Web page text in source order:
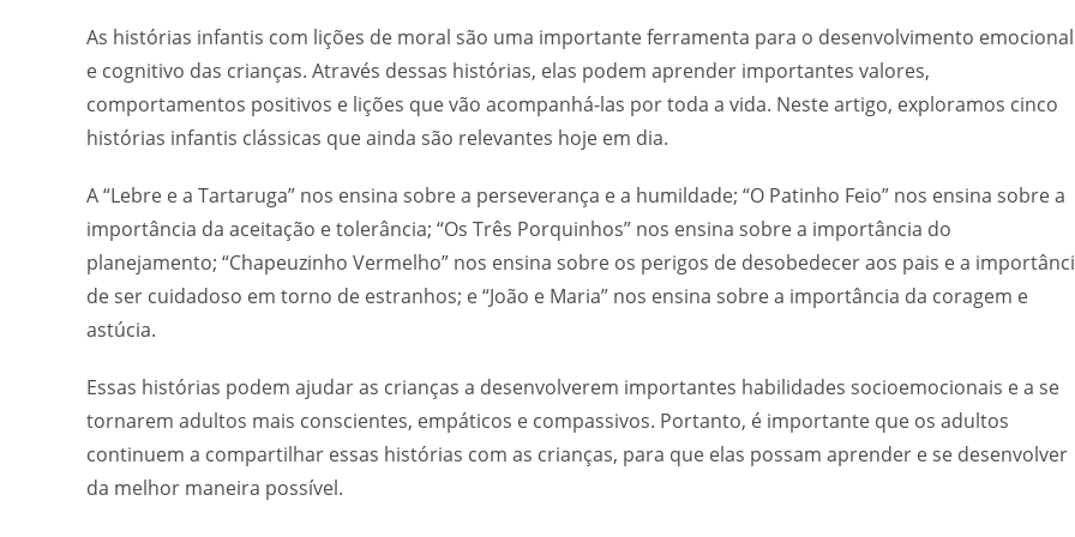
As histórias infantis com lições de moral são uma importante ferramenta para o desenvolvimento emocional
e cognitivo das crianças. Através dessas histórias, elas podem aprender importantes valores,
comportamentos positivos e lições que vão acompanhá-las por toda a vida. Neste artigo, exploramos cinco
histórias infantis clássicas que ainda são relevantes hoje em dia.
A “Lebre e a Tartaruga” nos ensina sobre a perseverança e a humildade; “O Patinho Feio” nos ensina sobre a
importância da aceitação e tolerância; “Os Três Porquinhos” nos ensina sobre a importância do
planejamento; “Chapeuzinho Vermelho” nos ensina sobre os perigos de desobedecer aos pais e a
de ser cuidadoso em torno de estranhos; e “João e Maria” nos ensina sobre a importância da coragem e
astúcia.
Essas histórias podem ajudar as crianças a desenvolverem importantes habilidades socioemocionais e a se
tornarem adultos mais conscientes, empáticos e compassivos. Portanto, é importante que os adultos
continuem a compartilhar essas histórias com as crianças, para que elas possam aprender e se desenvolver
da melhor maneira possível.